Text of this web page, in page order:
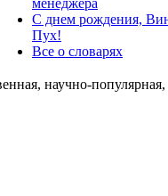
менеджера
С днем рождения,
Пух!
Все о словарях
научно-